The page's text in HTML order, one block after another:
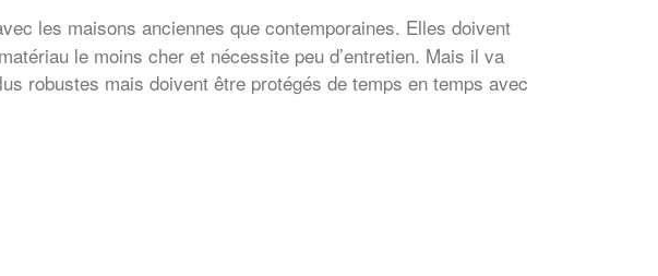
les maisons anciennes que contemporaines. Elles doivent
le moins cher et nécessite peu d’entretien. Mais il va
robustes mais doivent être protégés de temps en temps avec
✕